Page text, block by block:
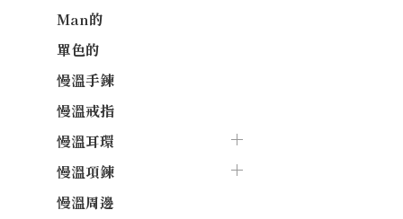
Man的
單色的
慢溫手鍊
慢溫戒指
慢溫耳環
慢溫項鍊
慢溫周邊